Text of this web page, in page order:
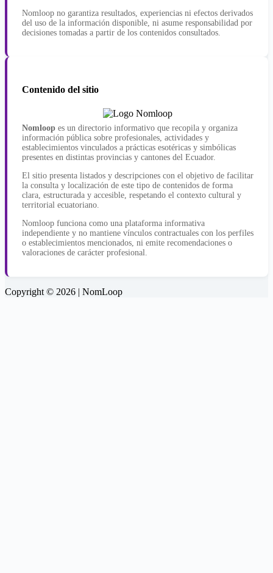
Nomloop no garantiza resultados, experiencias ni efectos derivados
del uso de la información disponible, ni asume responsabilidad por
decisiones tomadas a partir de los contenidos consultados.
Contenido del sitio
Nomloop es un directorio informativo que recopila y organiza
información pública sobre profesionales, actividades y
establecimientos vinculados a prácticas esotéricas y simbólicas
presentes en distintas provincias y cantones del Ecuador.
El sitio presenta listados y descripciones con el objetivo de facilitar
la consulta y localización de este tipo de contenidos de forma
clara, estructurada y accesible, respetando el contexto cultural y
territorial ecuatoriano.
Nomloop funciona como una plataforma informativa
independiente y no mantiene vínculos contractuales con los perfiles
o establecimientos mencionados, ni emite recomendaciones o
valoraciones de carácter profesional.
Copyright © 2026 | NomLoop